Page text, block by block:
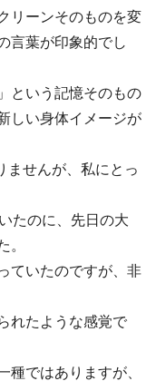
リーンそのものを変
言葉が印象的でし
という記憶そのもの
しい身体イメージが
ませんが、私にとっ
たのに、先日の大
。
ていたのですが、非
れたような感覚で
種ではありますが、